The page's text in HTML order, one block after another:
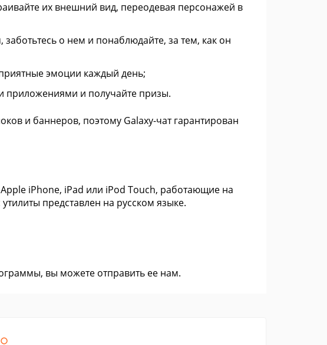
их внешний вид, переодевая персонажей в
о нем и понаблюдайте, за тем, как он
эмоции каждый день;
приложениями и получайте призы.
и баннеров, поэтому Galaxy-чат гарантирован
iPhone, iPad или iPod Touch, работающие на
представлен на русском языке.
вы можете отправить ее нам.